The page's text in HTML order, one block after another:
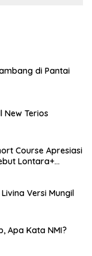
di Pantai
New Terios
Course Apresiasi
Lontara+
Versi Mungil
Apa Kata NMI?